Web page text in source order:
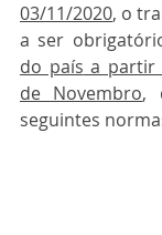
03/11/2020, o
a ser
do país a partir
de Novembro,
seguintes